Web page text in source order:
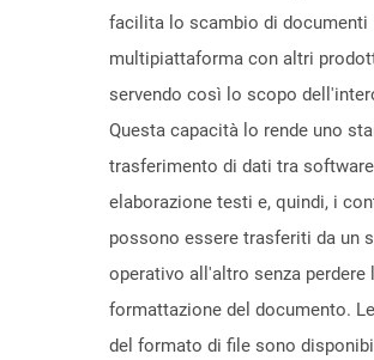
facilita lo scambio di documenti
multipiattaforma con altri
servendo così lo scopo
Questa capacità lo rende uno
trasferimento di dati tra
elaborazione testi e, quindi, i
possono essere trasferiti da un
operativo all'altro senza perdere
formattazione del documento.
del formato di file sono